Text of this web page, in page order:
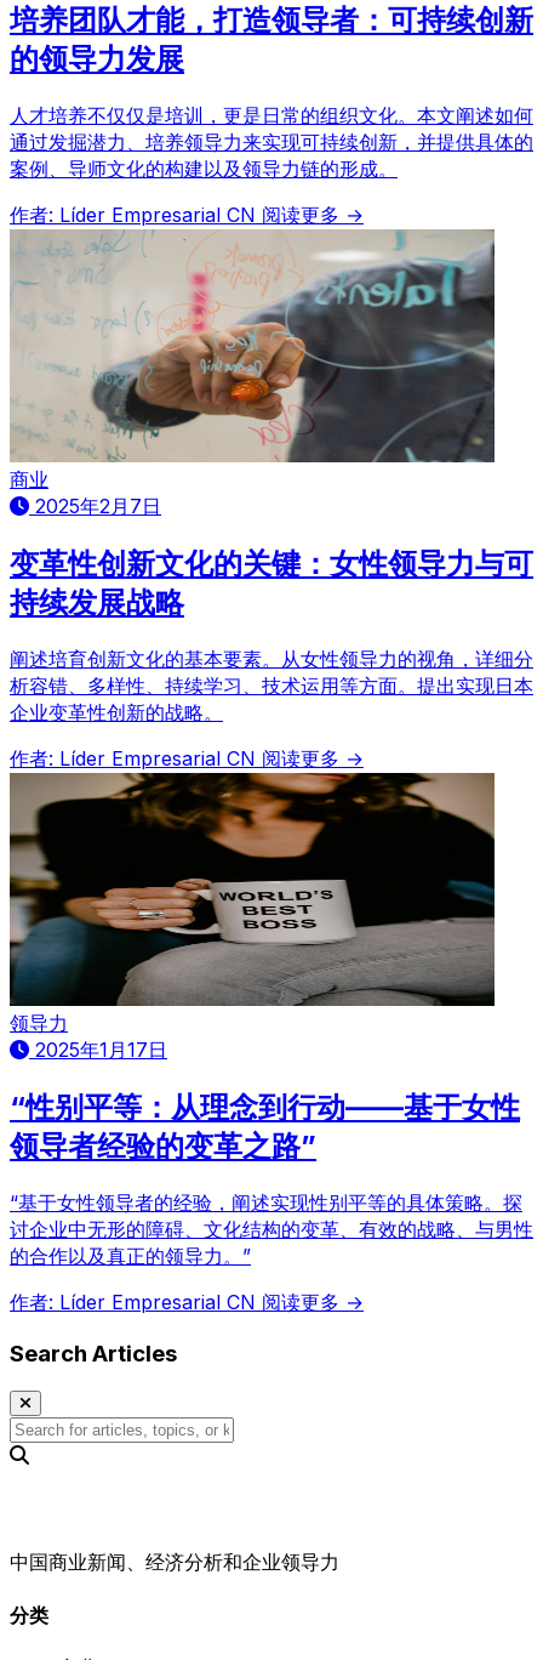
培养团队才能，打造领导者：可持续创新
的领导力发展
人才培养不仅仅是培训，更是日常的组织文化。本文阐述如何
通过发掘潜力、培养领导力来实现可持续创新，并提供具体的
案例、导师文化的构建以及领导力链的形成。
作者: Líder Empresarial CN 阅读更多 →
商业
2025年2月7日
变革性创新文化的关键：女性领导力与可
持续发展战略
阐述培育创新文化的基本要素。从女性领导力的视角，详细分
析容错、多样性、持续学习、技术运用等方面。提出实现日本
企业变革性创新的战略。
作者: Líder Empresarial CN 阅读更多 →
领导力
2025年1月17日
“性别平等：从理念到行动——基于女性
领导者经验的变革之路”
“基于女性领导者的经验，阐述实现性别平等的具体策略。探
讨企业中无形的障碍、文化结构的变革、有效的战略、与男性
的合作以及真正的领导力。”
作者: Líder Empresarial CN 阅读更多 →
Search Articles
中国商业新闻、经济分析和企业领导力
分类